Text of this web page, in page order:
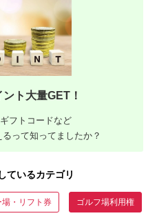
ト大量GET！
フトコードなど
って知ってましたか？
ているカテゴリ
場・リフト券 ゴルフ場利用権